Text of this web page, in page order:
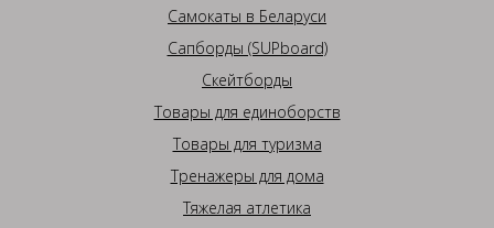
Самокаты в Беларуси
Сапборды (SUPboard)
Скейтборды
Товары для единоборств
Товары для туризма
Тренажеры для дома
Тяжелая атлетика